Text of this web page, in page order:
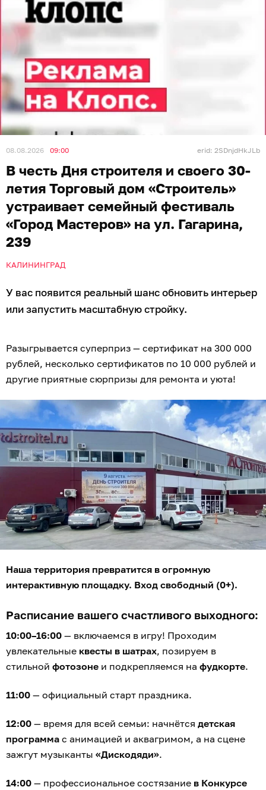
08.08.2026 09:00 erid: 2SDnjdHkJLb
В честь Дня строителя и своего 30-
летия Торговый дом «Строитель»
устраивает семейный фестиваль
«Город Мастеров» на ул. Гагарина,
239
КАЛИНИНГРАД
У вас появится реальный шанс обновить интерьер
или запустить масштабную стройку.
Разыгрывается суперприз — сертификат на 300 000
рублей, несколько сертификатов по 10 000 рублей и
другие приятные сюрпризы для ремонта и уюта!
Наша территория превратится в огромную
интерактивную площадку. Вход свободный (0+).
Расписание вашего счастливого выходного:
10:00–16:00 — включаемся в игру! Проходим
увлекательные квесты в шатрах, позируем в
стильной фотозоне и подкрепляемся на фудкорте.
11:00 — официальный старт праздника.
12:00 — время для всей семьи: начнётся детская
программа с анимацией и аквагримом, а на сцене
зажгут музыканты «Дискодяди».
14:00 — профессиональное состязание в Конкурсе